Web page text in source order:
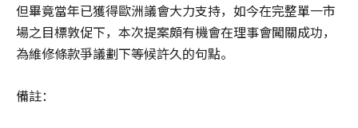
但畢竟當年已獲得歐洲議會大力支持，如今在完整單一市
場之目標敦促下，本次提案頗有機會在理事會闖關成功，
為維修條款爭議劃下等候許久的句點。
備註：